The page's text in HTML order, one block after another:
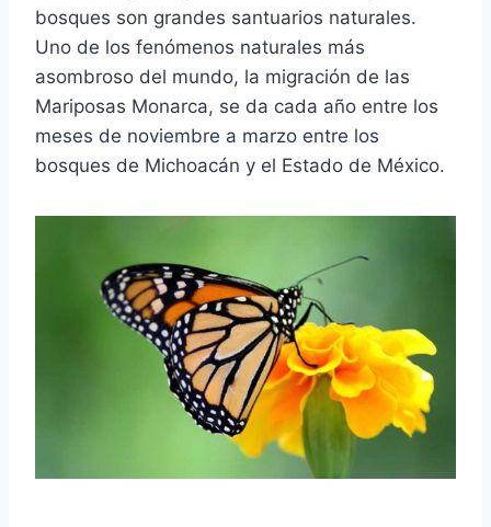
bosques son grandes santuarios naturales.
Uno de los fenómenos naturales más
asombroso del mundo, la migración de las
Mariposas Monarca, se da cada año entre los
meses de noviembre a marzo entre los
bosques de Michoacán y el Estado de México.